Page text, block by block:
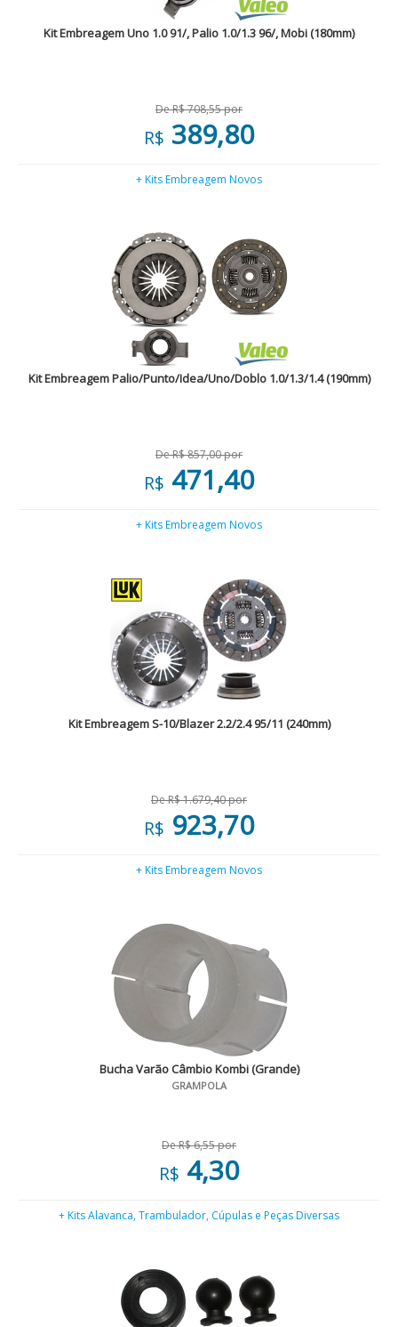
Kit Embreagem Uno 1.0 91/, Palio 1.0/1.3 96/, Mobi (180mm)
De R$ 708,55 por
R$ 389,80
+ Kits Embreagem Novos
Kit Embreagem Palio/Punto/Idea/Uno/Doblo 1.0/1.3/1.4 (190mm)
De R$ 857,00 por
R$ 471,40
+ Kits Embreagem Novos
Kit Embreagem S-10/Blazer 2.2/2.4 95/11 (240mm)
De R$ 1.679,40 por
R$ 923,70
+ Kits Embreagem Novos
Bucha Varão Câmbio Kombi (Grande)
GRAMPOLA
De R$ 6,55 por
R$ 4,30
+ Kits Alavanca, Trambulador, Cúpulas e Peças Diversas